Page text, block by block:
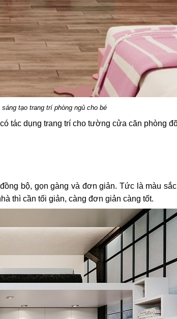
tạo trang trí phòng ngủ cho bé
tác dụng trang trí cho tường cửa căn phòng
bộ, gọn gàng và đơn giản. Tức là màu
thì cần tối giản, càng đơn giản càng tốt.